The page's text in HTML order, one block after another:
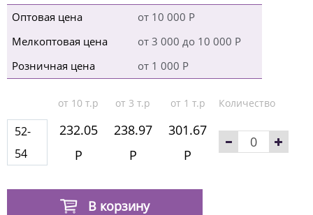
Оптовая цена
от 10 000 Р
Мелкоптовая цена
от 3 000 до 10 000 Р
Розничная цена
от 1 000 Р
от 10 т.р от 3 т.р от 1 т.р Количество
52-
54
232.05
Р
238.97
Р
301.67
Р
В корзину